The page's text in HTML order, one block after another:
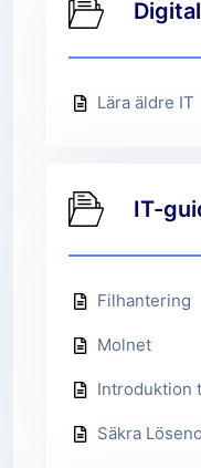
Lära äldre IT
IT-
Filhantering
Molnet
Introduktion
Säkra